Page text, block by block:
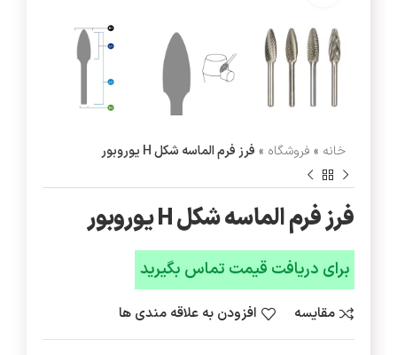
خانه » فروشگاه » فرز فرم الماسه شکل H یوروبور
فرز فرم الماسه شکل H یوروبور
مقایسه افزودن به علاقه مندی ها